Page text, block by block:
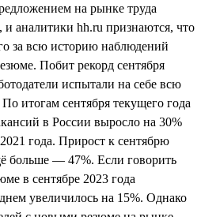
на рынке труда
и аналитики hh.ru признаются, что
за всю историю наблюдений
Побит рекорд сентября
испытали на себе всю
По итогам сентября текущего года
в России выросло на 30%
года. Прирост к сентябрю
больше — 47%. Если говорить
в сентябре 2023 года
увеличилось на 15%. Однако